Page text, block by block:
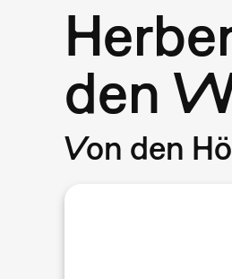
den
Von den